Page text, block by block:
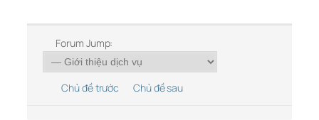
Forum Jump:
Chủ đề trước Chủ đề sau